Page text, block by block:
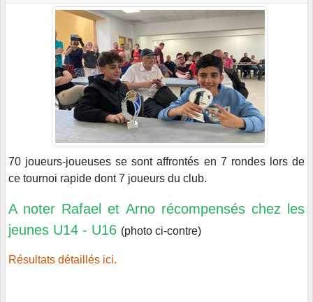
70 joueurs-joueuses se sont affrontés en 7 rondes lors de
ce tournoi rapide dont 7 joueurs du club.
A noter Rafael et Arno récompensés chez les
jeunes U14 - U16 (photo ci-contre)
Résultats détaillés ici.